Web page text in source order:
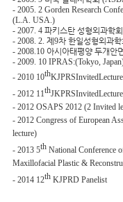
- 2005. 2 Gorden Research
(L.A. USA.)
- 2007. 4 파키스탄 성형외과학회
- 2008. 2. 제 9차 한일성형외과학
- 2008.10 아시아태평양 두개안
- 2009. 10 IPRAS:(Tokyo,
- 2010 10th
- 2012 11thJKPRSInvitedLecture
- 2012 OSAPS 2012 (2 Invited
- 2012 Congress of European
lecture)
- 2013 5th National Conference
Maxillofacial Plastic &
- 2014 12th KJPRD Panelist